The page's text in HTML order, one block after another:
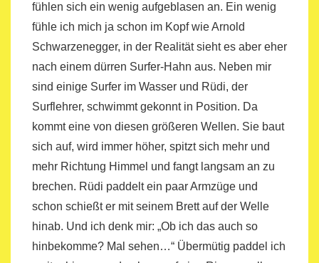
fühlen sich ein wenig aufgeblasen an. Ein wenig
fühle ich mich ja schon im Kopf wie Arnold
Schwarzenegger, in der Realität sieht es aber eher
nach einem dürren Surfer-Hahn aus. Neben mir
sind einige Surfer im Wasser und Rüdi, der
Surflehrer, schwimmt gekonnt in Position. Da
kommt eine von diesen größeren Wellen. Sie baut
sich auf, wird immer höher, spitzt sich mehr und
mehr Richtung Himmel und fangt langsam an zu
brechen. Rüdi paddelt ein paar Armzüge und
schon schießt er mit seinem Brett auf der Welle
hinab. Und ich denk mir: „Ob ich das auch so
hinbekomme? Mal sehen…“ Übermütig paddel ich